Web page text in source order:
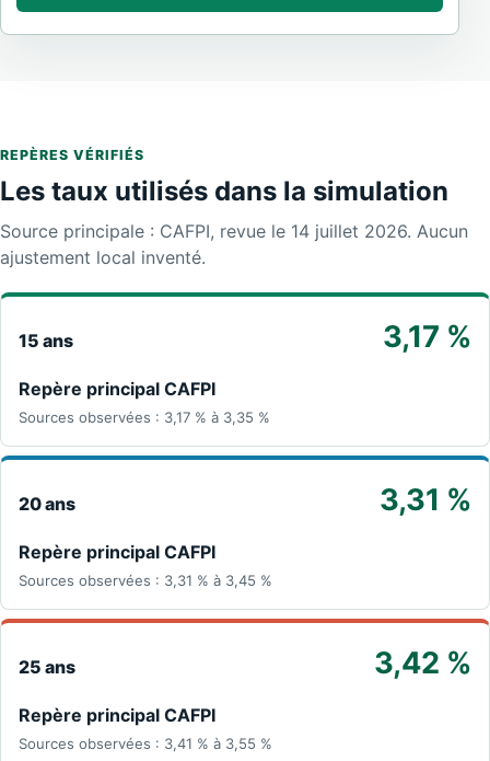
REPÈRES VÉRIFIÉS
Les taux utilisés dans la simulation
Source principale : CAFPI, revue le 14 juillet 2026. Aucun
ajustement local inventé.
15 ans 3,17 %
Repère principal CAFPI
Sources observées : 3,17 % à 3,35 %
20 ans 3,31 %
Repère principal CAFPI
Sources observées : 3,31 % à 3,45 %
25 ans 3,42 %
Repère principal CAFPI
Sources observées : 3,41 % à 3,55 %